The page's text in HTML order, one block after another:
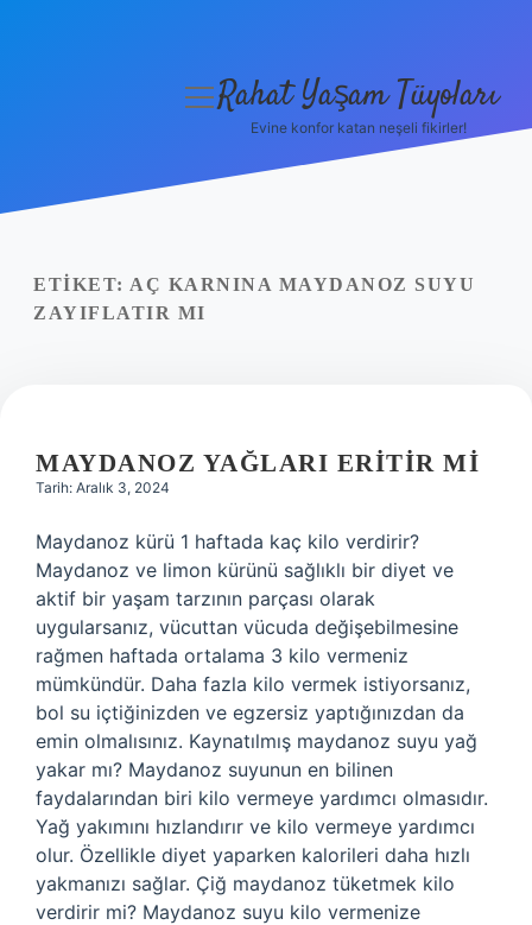
Yasal Uyarı
menüyü
Rahat Yaşam Tüyoları
Evine konfor katan neşeli fikirler!
ETIKET: AÇ KARNINA MAYDANOZ SUYU
ZAYIFLATIR MI
MAYDANOZ YAĞLARI ERITIR MI
Tarih: Aralık 3, 2024
Maydanoz kürü 1 haftada kaç kilo verdirir?
Maydanoz ve limon kürünü sağlıklı bir diyet ve
aktif bir yaşam tarzının parçası olarak
uygularsanız, vücuttan vücuda değişebilmesine
rağmen haftada ortalama 3 kilo vermeniz
mümkündür. Daha fazla kilo vermek istiyorsanız,
bol su içtiğinizden ve egzersiz yaptığınızdan da
emin olmalısınız. Kaynatılmış maydanoz suyu yağ
yakar mı? Maydanoz suyunun en bilinen
faydalarından biri kilo vermeye yardımcı olmasıdır.
Yağ yakımını hızlandırır ve kilo vermeye yardımcı
olur. Özellikle diyet yaparken kalorileri daha hızlı
yakmanızı sağlar. Çiğ maydanoz tüketmek kilo
verdirir mi? Maydanoz suyu kilo vermenize